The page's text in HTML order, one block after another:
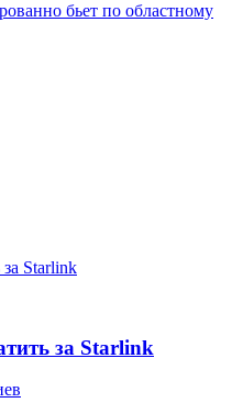
бьет по областному
за Starlink